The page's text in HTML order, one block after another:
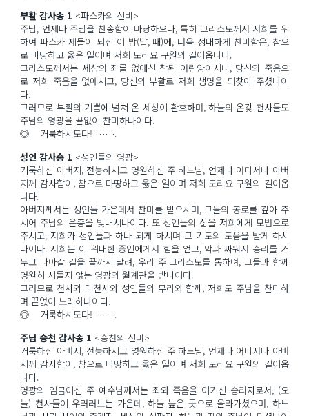
부활 감사송 1 <파스카의 신비>
주님, 언제나 주님을 찬송함이 마땅하오나, 특히 그리스도께서 저희를 위
하여 파스카 제물이 되신 이 밤(날, 때)에, 더욱 성대하게 찬미함은, 참으
로 마땅하고 옳은 일이며 저희 도리요 구원의 길이옵니다.
그리스도께서는 세상의 죄를 없애신 참된 어린양이시니, 당신의 죽음으
로 저희 죽음을 없애시고, 당신의 부활로 저희 생명을 되찾아 주셨나이
다.
그러므로 부활의 기쁨에 넘쳐 온 세상이 환호하며, 하늘의 온갖 천사들도
주님의 영광을 끝없이 찬미하나이다.
◎ 거룩하시도다! …….
성인 감사송 1 <성인들의 영광>
거룩하신 아버지, 전능하시고 영원하신 주 하느님, 언제나 어디서나 아버
지께 감사함이, 참으로 마땅하고 옳은 일이며 저희 도리요 구원의 길이옵
니다.
아버지께서는 성인들 가운데서 찬미를 받으시며, 그들의 공로를 갚아 주
시어 주님의 은총을 빛내시나이다. 또 성인들의 삶을 저희에게 모범으로
주시고, 저희가 성인들과 하나 되게 하시며 그 기도의 도움을 받게 하시
나이다. 저희는 이 위대한 증인에게서 힘을 얻고, 악과 싸워서 승리를 거
두고 나아갈 길을 끝까지 달려, 우리 주 그리스도를 통하여, 그들과 함께
영원히 시들지 않는 영광의 월계관을 받나이다.
그러므로 천사와 대천사와 성인들의 무리와 함께, 저희도 주님을 찬미하
며 끝없이 노래하나이다.
◎ 거룩하시도다! …….
주님 승천 감사송 1 <승천의 신비>
거룩하신 아버지, 전능하시고 영원하신 주 하느님, 언제나 어디서나 아버
지께 감사함이, 참으로 마땅하고 옳은 일이며 저희 도리요 구원의 길이옵
니다.
영광의 임금이신 주 예수님께서는 죄와 죽음을 이기신 승리자로서, (오
늘) 천사들이 우러러보는 가운데, 하늘 높은 곳으로 올라가셨으며, 하느